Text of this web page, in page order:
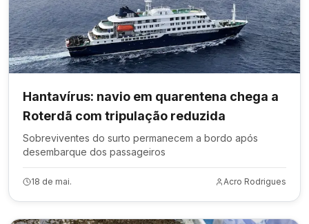
Hantavírus: navio em quarentena chega a
Roterdã com tripulação reduzida
Sobreviventes do surto permanecem a bordo após
desembarque dos passageiros
18 de mai. Acro Rodrigues